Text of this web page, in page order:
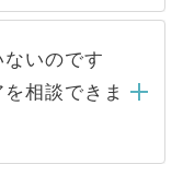
が殺到する場
合った人材の
ケースが増え
ん。内定先へ
トナーが行い
ありませんの
トからの登録
個人情報は、
び転職活動の
。お預かりし
ご本人の許可
いのです
相談できま